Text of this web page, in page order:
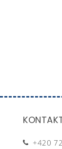
+420